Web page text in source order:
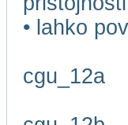
• lahko
cgu_12a